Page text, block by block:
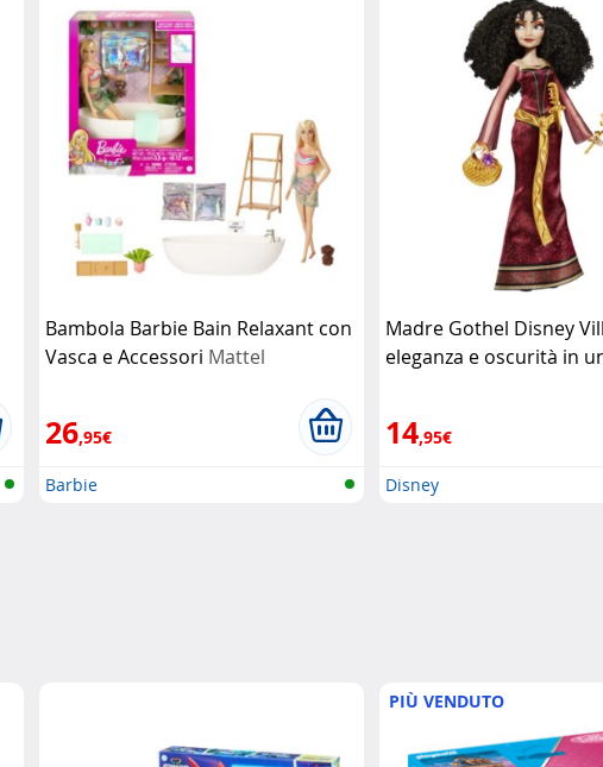
Bambola Barbie Bain Relaxant con
Vasca e Accessori Mattel
26,95€
Barbie
Madre Gothel Disney
eleganza e oscurità in
14,95€
Disney
PIÙ VENDUTO